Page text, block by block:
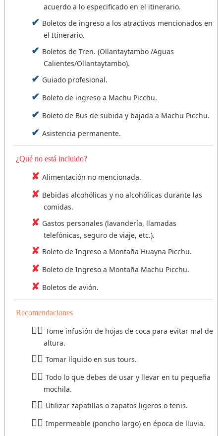
acuerdo a lo especificado en el itinerario.
Boletos de ingreso a los atractivos mencionados en
el Itinerario.
Boletos de Tren. (Ollantaytambo /Aguas
Calientes/Ollantaytambo).
Guiado profesional.
Boleto de ingreso a Machu Picchu.
Boleto de Bus de subida y bajada a Machu Picchu.
Asistencia permanente.
¿Qué no está incluido?
Alimentación no mencionada.
Bebidas alcohólicas y no alcohólicas durante las
comidas.
Gastos personales (lavandería, llamadas
telefónicas, seguro de viaje, etc.).
Boleto de Ingreso a Montaña Huayna Picchu.
Boleto de Ingreso a Montaña Machu Picchu.
Boletos de avión.
Recomendaciones
Tome infusión de hojas de coca para evitar mal de
altura.
Tomar líquido en sus tours.
Todo lo que debes de usar y llevar en tu pequeña
mochila.
Utilizar zapatillas o zapatos ligeros o tenis.
Impermeable (poncho largo) en época de lluvia.